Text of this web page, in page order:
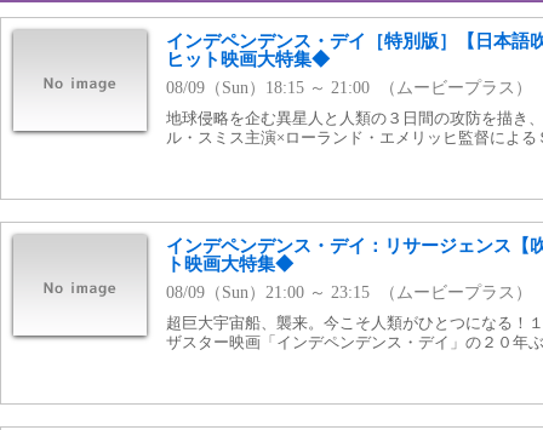
インデペンデンス・デイ［特別版］【日本語
ヒット映画大特集◆
08/09（Sun）18:15 ～ 21:00 （ムービープラス）
地球侵略を企む異星人と人類の３日間の攻防を描き
ル・スミス主演×ローランド・エメリッヒ監督による
インデペンデンス・デイ：リサージェンス【
ト映画大特集◆
08/09（Sun）21:00 ～ 23:15 （ムービープラス）
超巨大宇宙船、襲来。今こそ人類がひとつになる！
ザスター映画「インデペンデンス・デイ」の２０年